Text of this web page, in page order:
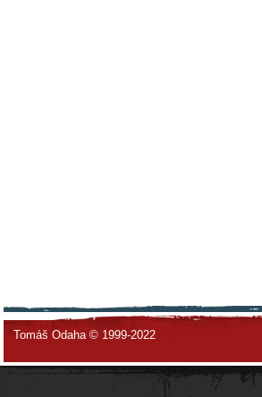
Tomáš Odaha © 1999-2022